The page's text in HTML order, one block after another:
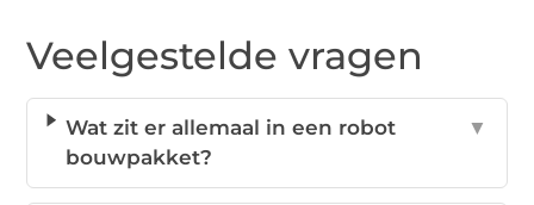
Veelgestelde vragen
Wat zit er allemaal in een robot
bouwpakket?
▼